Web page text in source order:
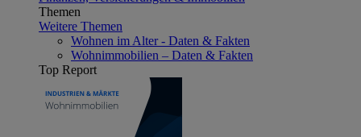
Themen
Weitere Themen
Wohnen im Alter - Daten & Fakten
Wohnimmobilien – Daten & Fakten
Top Report